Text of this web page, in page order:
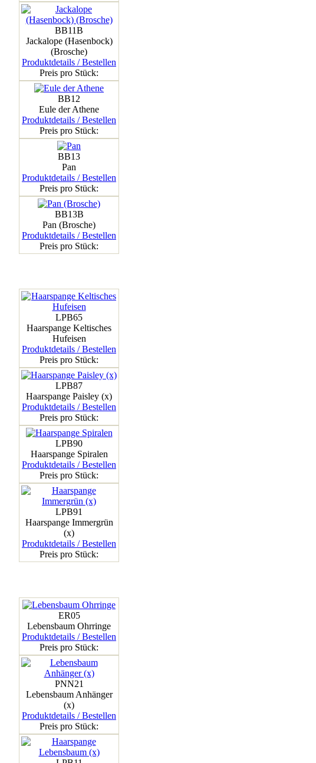
BB11B
Jackalope (Hasenbock)
(Brosche)
Produktdetails / Bestellen
Preis pro Stück:
BB12
Eule der Athene
Produktdetails / Bestellen
Preis pro Stück:
BB13
Pan
Produktdetails / Bestellen
Preis pro Stück:
BB13B
Pan (Brosche)
Produktdetails / Bestellen
Preis pro Stück:
LPB65
Haarspange Keltisches
Hufeisen
Produktdetails / Bestellen
Preis pro Stück:
LPB87
Haarspange Paisley (x)
Produktdetails / Bestellen
Preis pro Stück:
LPB90
Haarspange Spiralen
Produktdetails / Bestellen
Preis pro Stück:
LPB91
Haarspange Immergrün
(x)
Produktdetails / Bestellen
Preis pro Stück:
ER05
Lebensbaum Ohrringe
Produktdetails / Bestellen
Preis pro Stück:
PNN21
Lebensbaum Anhänger
(x)
Produktdetails / Bestellen
Preis pro Stück: